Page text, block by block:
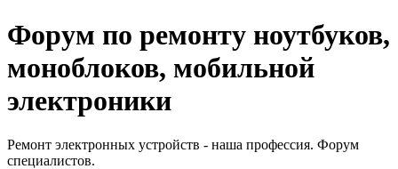
Регистрация
Форум по ремонту ноутбуков,
моноблоков, мобильной
электроники
Ремонт электронных устройств - наша профессия. Форум
специалистов.